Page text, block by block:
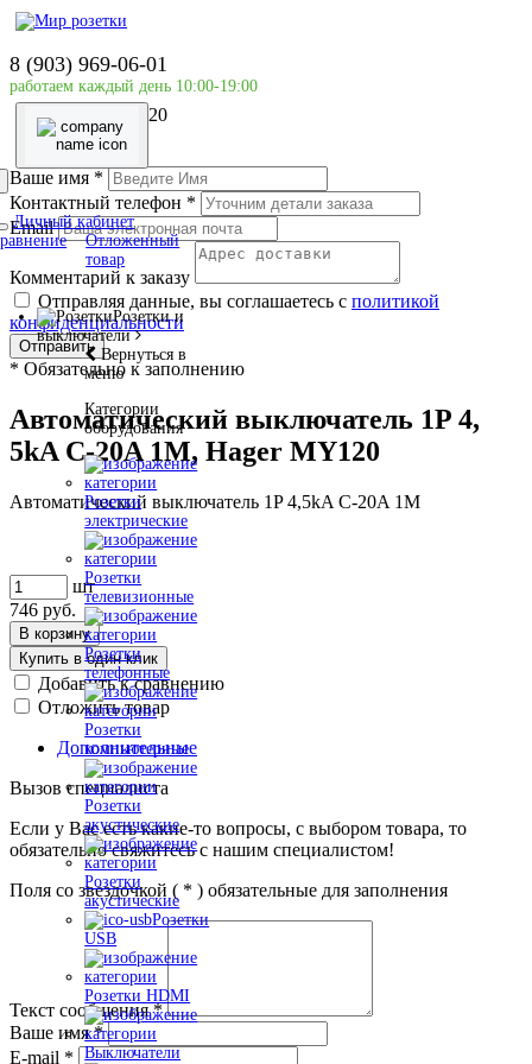
8 (903) 969-06-01
работаем каждый день 10:00-19:00
Личный кабинет
Отложенный
товар
Розетки и
выключатели
Вернуться в
меню
Категории
оборудования
Розетки
электрические
Розетки
телевизионные
Розетки
телефонные
Розетки
компьютерные
Розетки
акустические
Розетки
акустические
Розетки
USB
Розетки HDMI
Выключатели
Главная страница
Hager
Автоматический выключатель 1P 4, 5kA C-20A 1M,
Hager MY120
Ваше имя *
Контактный телефон *
Email
Комментарий к заказу
Отправляя данные, вы соглашаетесь с политикой
конфиденциальности
Отправить
* Обязательно к заполнению
Автоматический выключатель 1P 4,
5kA C-20A 1M, Hager MY120
Автоматический выключатель 1P 4,5kA C-20A 1M
шт
746 руб.
В корзину
Купить в один клик
Добавить к сравнению
Отложить товар
Дополнительные
Вызов специалиста
Если у Вас есть какие-то вопросы, с выбором товара, то
обязательно свяжитесь с нашим специалистом!
Поля со звездочкой ( * ) обязательные для заполнения
Текст сообщения*
Ваше имя*
E-mail *